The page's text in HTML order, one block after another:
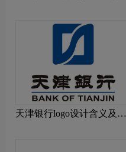
天津银行logo设计含义及设